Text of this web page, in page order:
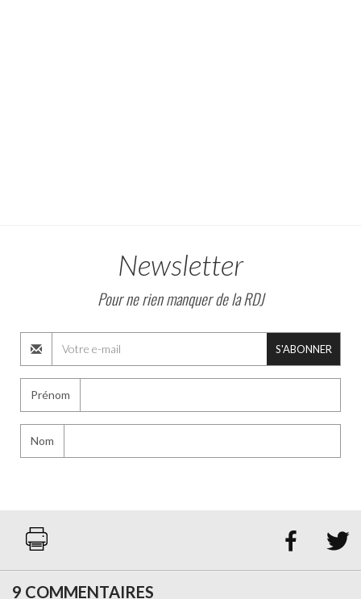
Newsletter
Pour ne rien manquer de la RDJ
S'ABONNER
Prénom
Nom
 
9 COMMENTAIRES